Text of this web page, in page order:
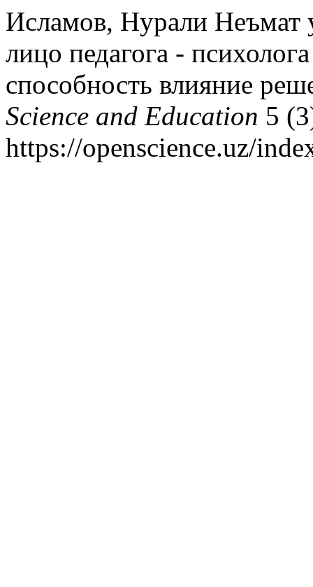
Исламов, Нурали Неъмат
лицо педагога -
способность влияние
Science and Education 5
https://openscience.uz/